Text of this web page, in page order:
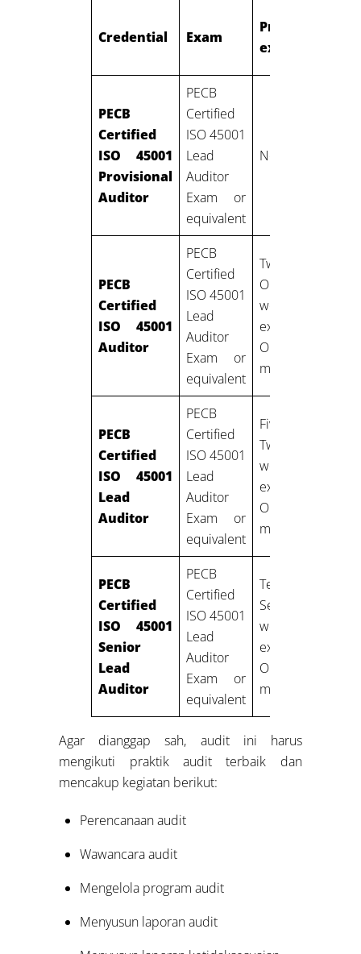
Credential Exam
Professional
experience
PECB
Certified
ISO 45001
Provisional
Auditor
PECB
Certified
ISO 45001
Lead
Auditor
Exam or
equivalent
None
PECB
Certified
ISO 45001
Auditor
PECB
Certified
ISO 45001
Lead
Auditor
Exam or
equivalent
Two years:
One year of
work
experience in
OH&S
management
PECB
Certified
ISO 45001
Lead
Auditor
PECB
Certified
ISO 45001
Lead
Auditor
Exam or
equivalent
Five years:
Two years of
work
experience in
OH&S
management
PECB
Certified
ISO 45001
Senior
Lead
Auditor
PECB
Certified
ISO 45001
Lead
Auditor
Exam or
equivalent
Ten years:
Seven years of
work
experience in
OH&S
management
Agar dianggap sah, audit ini harus
mengikuti praktik audit terbaik dan
mencakup kegiatan berikut:
Perencanaan audit
Wawancara audit
Mengelola program audit
Menyusun laporan audit